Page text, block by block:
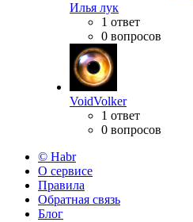
Илья лук
1 ответ
0 вопросов
VoidVolker
1 ответ
0 вопросов
© Habr
О сервисе
Правила
Обратная связь
Блог